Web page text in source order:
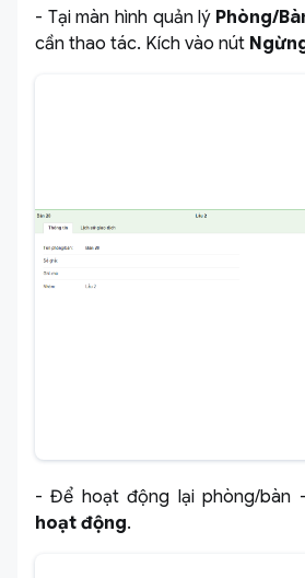
- Tại màn hình quản lý Phòng/
cần thao tác. Kích vào nút
- Để hoạt động lại phòng/bàn
hoạt động.